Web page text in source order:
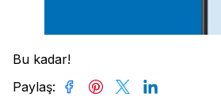
Bu kadar!
Paylaş: